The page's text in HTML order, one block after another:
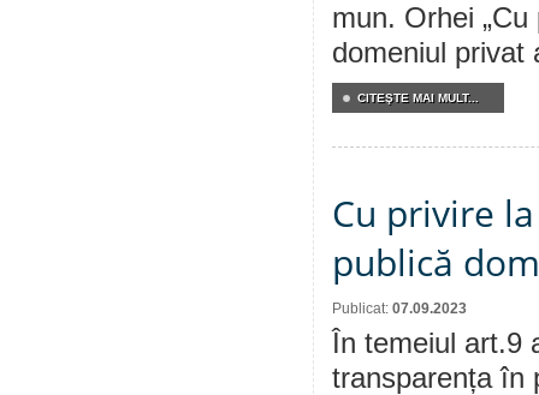
mun. Orhei
domeniul privat
CITEŞTE MAI MULT...
Cu privire
publică
Publicat: 07.09.2023
În temeiul art.9
transparența în